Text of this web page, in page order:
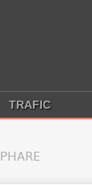
TRAFIC
PHARE